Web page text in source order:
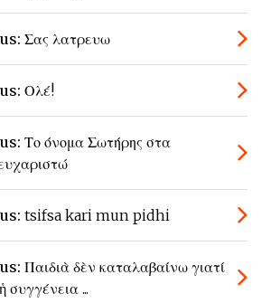
Σας λατρευω
Ολέ!
Το όνομα Σωτήρης στα
tsifsa kari mun pidhi
Παιδιὰ δὲν καταλαβαίνω γιατί
συγγένεια ...